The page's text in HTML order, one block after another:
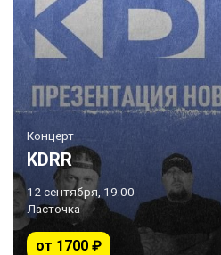
Концерт
KDRR
12 сентября, 19:00
Ласточка
от 1700 ₽